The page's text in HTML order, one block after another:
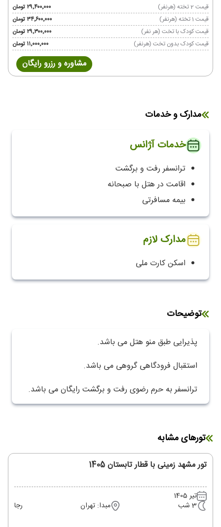
قیمت 2 تخته (هرنفر)
۲۹٬۴۰۰٬۰۰۰ تومان
قیمت 1 تخته (هرنفر)
۳۴٬۶۰۰٬۰۰۰ تومان
قیمت کودک با تخت (هر نفر)
۲۹٬۳۰۰٬۰۰۰ تومان
قیمت کودک بدون تخت (هرنفر)
۱۱٬۰۰۰٬۰۰۰ تومان
مشاوره و رزرو رایگان
مدارک و خدمات
خدمات آژانس
ترانسفر رفت و برگشت
اقامت در هتل با صبحانه
بیمه مسافرتی
مدارک لازم
اسکن کارت ملی
توضیحات
پذیرایی طبق منو هتل می باشد.
استقبال فرودگاهی گروهی می باشد.
ترانسفر به حرم رضوی رفت و برگشت رایگان می باشد.
تورهای مشابه
تور مشهد زمینی با قطار تابستان 1405
تیر 1405
3 شب
مبدا: تهران رجا